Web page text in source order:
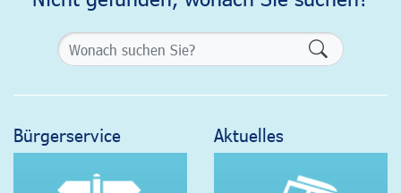
Bürgerservice Aktuelles